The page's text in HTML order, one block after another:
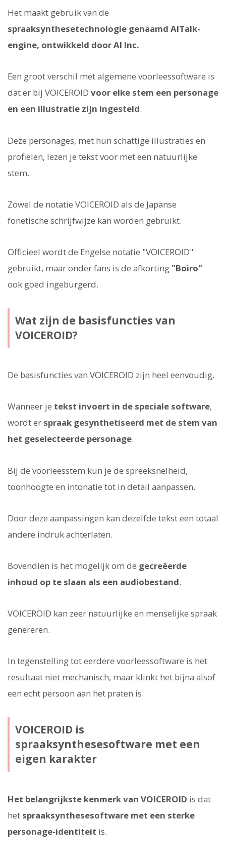
Het maakt gebruik van de
spraaksynthesetechnologie genaamd AITalk-
engine, ontwikkeld door AI Inc.
Een groot verschil met algemene voorleessoftware is
dat er bij VOICEROID voor elke stem een personage
en een illustratie zijn ingesteld.
Deze personages, met hun schattige illustraties en
profielen, lezen je tekst voor met een natuurlijke
stem.
Zowel de notatie VOICEROID als de Japanse
fonetische schrijfwijze kan worden gebruikt.
Officieel wordt de Engelse notatie "VOICEROID"
gebruikt, maar onder fans is de afkorting "Boiro"
ook goed ingeburgerd.
Wat zijn de basisfuncties van
VOICEROID?
De basisfuncties van VOICEROID zijn heel eenvoudig.
Wanneer je tekst invoert in de speciale software,
wordt er spraak gesynthetiseerd met de stem van
het geselecteerde personage.
Bij de voorleesstem kun je de spreeksnelheid,
toonhoogte en intonatie tot in detail aanpassen.
Door deze aanpassingen kan dezelfde tekst een totaal
andere indruk achterlaten.
Bovendien is het mogelijk om de gecreëerde
inhoud op te slaan als een audiobestand.
VOICEROID kan zeer natuurlijke en menselijke spraak
genereren.
In tegenstelling tot eerdere voorleessoftware is het
resultaat niet mechanisch, maar klinkt het bijna alsof
een echt persoon aan het praten is.
VOICEROID is
spraaksynthesesoftware met een
eigen karakter
Het belangrijkste kenmerk van VOICEROID is dat
het spraaksynthesesoftware met een sterke
personage-identiteit is.